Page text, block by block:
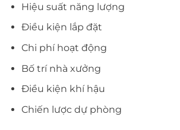
Hiệu suất năng lượng
Điều kiện lắp đặt
Chi phí hoạt động
Bố trí nhà xưởng
Điều kiện khí hậu
Chiến lược dự phòng